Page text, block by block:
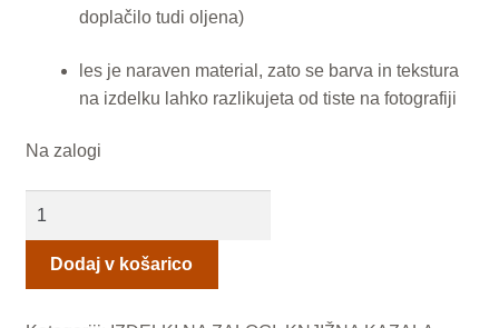
O tehniki intarzije
Pogoji poslovanja
Seznami izdelkov
doplačilo tudi oljena)
les je naraven material, zato se barva in tekstura
na izdelku lahko razlikujeta od tiste na fotografiji
Na zalogi
(kazalka)
Dodaj v košarico